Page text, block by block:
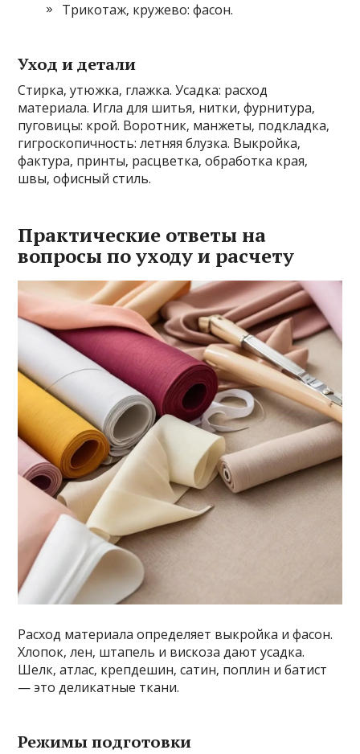
Трикотаж‚ кружево: фасон.
Уход и детали
Стирка‚ утюжка‚ глажка. Усадка: расход
материала. Игла для шитья‚ нитки‚ фурнитура‚
пуговицы: крой. Воротник‚ манжеты‚ подкладка‚
гигроскопичность: летняя блузка. Выкройка‚
фактура‚ принты‚ расцветка‚ обработка края‚
швы‚ офисный стиль.
Практические ответы на
вопросы по уходу и расчету
Расход материала определяет выкройка и фасон.
Хлопок‚ лен‚ штапель и вискоза дают усадка.
Шелк‚ атлас‚ крепдешин‚ сатин‚ поплин и батист
— это деликатные ткани.
Режимы подготовки